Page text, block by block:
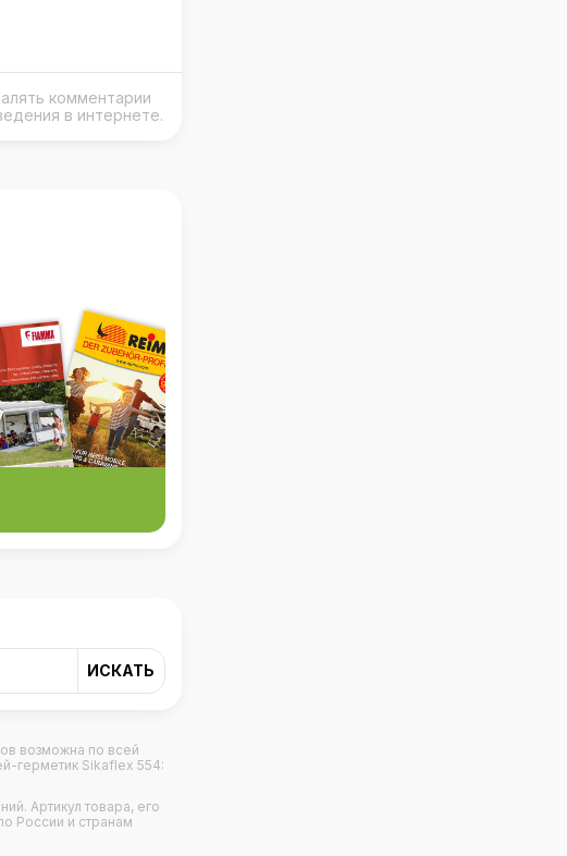
комментарии
в интернете.
возможна по всей
герметик Sikaflex 554:
Артикул товара, его
России и странам